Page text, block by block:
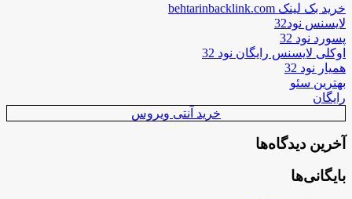
خرید بک لینک behtarinbacklink.com
لایسنس نود32
پسورد نود 32
اوکلی لایسنس رایگان نود 32
همیار نود 32
بهترین سئو
رایگان
خرید آنتی ویروس
آخرین دیدگاه‌ها
بایگانی‌ها